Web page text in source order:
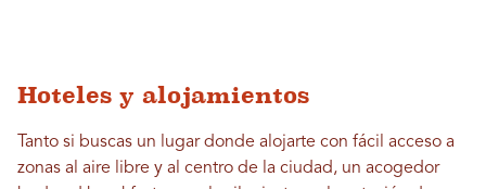
Hoteles y alojamientos
Tanto si buscas un lugar donde alojarte con fácil acceso a
zonas al aire libre y al centro de la ciudad, un acogedor